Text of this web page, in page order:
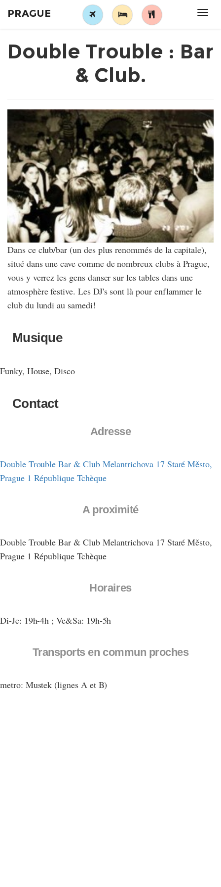
PRAGUE
Double Trouble : Bar
& Club.
Dans ce club/bar (un des plus renommés de la capitale),
situé dans une cave comme de nombreux clubs à Prague,
vous y verrez les gens danser sur les tables dans une
atmosphère festive. Les DJ's sont là pour enflammer le
club du lundi au samedi!
Musique
Funky, House, Disco
Contact
Adresse
Double Trouble Bar & Club Melantrichova 17 Staré Město,
Prague 1 République Tchèque
A proximité
Double Trouble Bar & Club Melantrichova 17 Staré Město,
Prague 1 République Tchèque
Horaires
Di-Je: 19h-4h ; Ve&Sa: 19h-5h
Transports en commun proches
metro: Mustek (lignes A et B)